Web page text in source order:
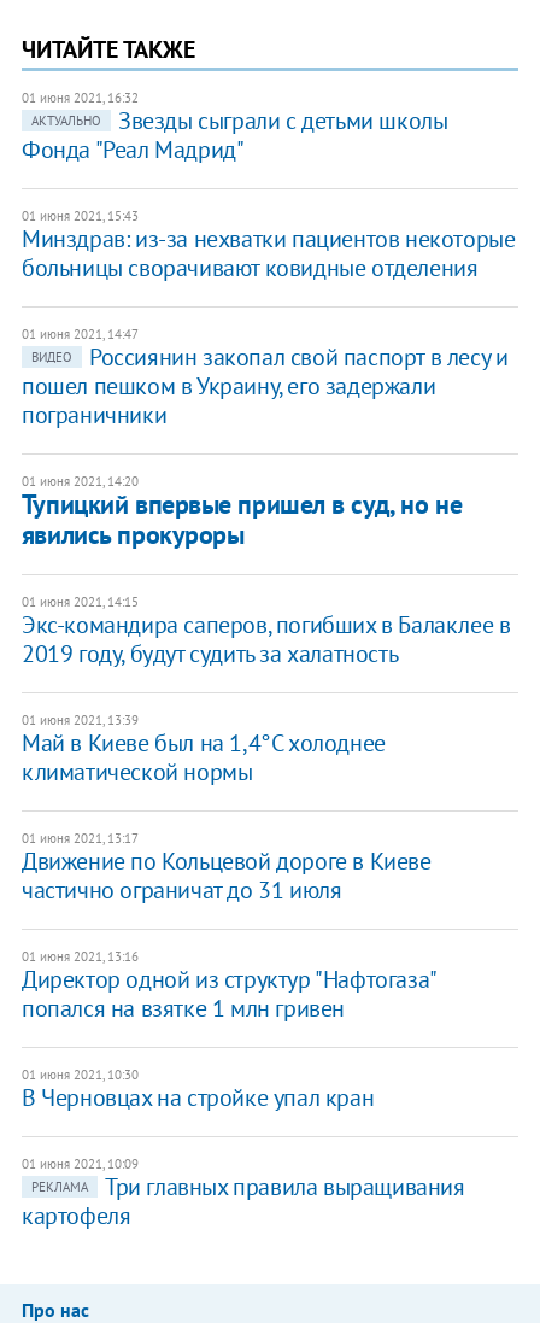
ЧИТАЙТЕ ТАКЖЕ
01 июня 2021, 16:32
АКТУАЛЬНО
Звезды сыграли с детьми школы
Фонда "Реал Мадрид"
01 июня 2021, 15:43
Минздрав: из-за нехватки пациентов некоторые
больницы сворачивают ковидные отделения
01 июня 2021, 14:47
ВИДЕО
​​Россиянин закопал свой паспорт в лесу и
пошел пешком в Украину, его задержали
пограничники
01 июня 2021, 14:20
Тупицкий впервые пришел в суд, но не
явились прокуроры
01 июня 2021, 14:15
Экс-командира саперов, погибших в Балаклее в
2019 году, будут судить за халатность
01 июня 2021, 13:39
Май в Киеве был на 1,4°С холоднее
климатической нормы
01 июня 2021, 13:17
Движение по Кольцевой дороге в Киеве
частично ограничат до 31 июля
01 июня 2021, 13:16
Директор одной из структур "Нафтогаза"
попался на взятке 1 млн гривен
01 июня 2021, 10:30
В Черновцах на стройке упал кран
01 июня 2021, 10:09
РЕКЛАМА
Три главных правила выращивания
картофеля
Про нас